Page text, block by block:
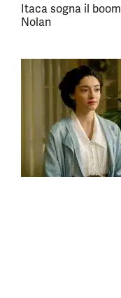
Itaca sogna il
Nolan